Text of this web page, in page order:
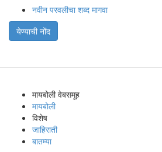
नवीन परवलीचा शब्द मागवा
येण्याची नोंद
मायबोली वेबसमूह
मायबोली
विशेष
जाहिराती
बातम्या